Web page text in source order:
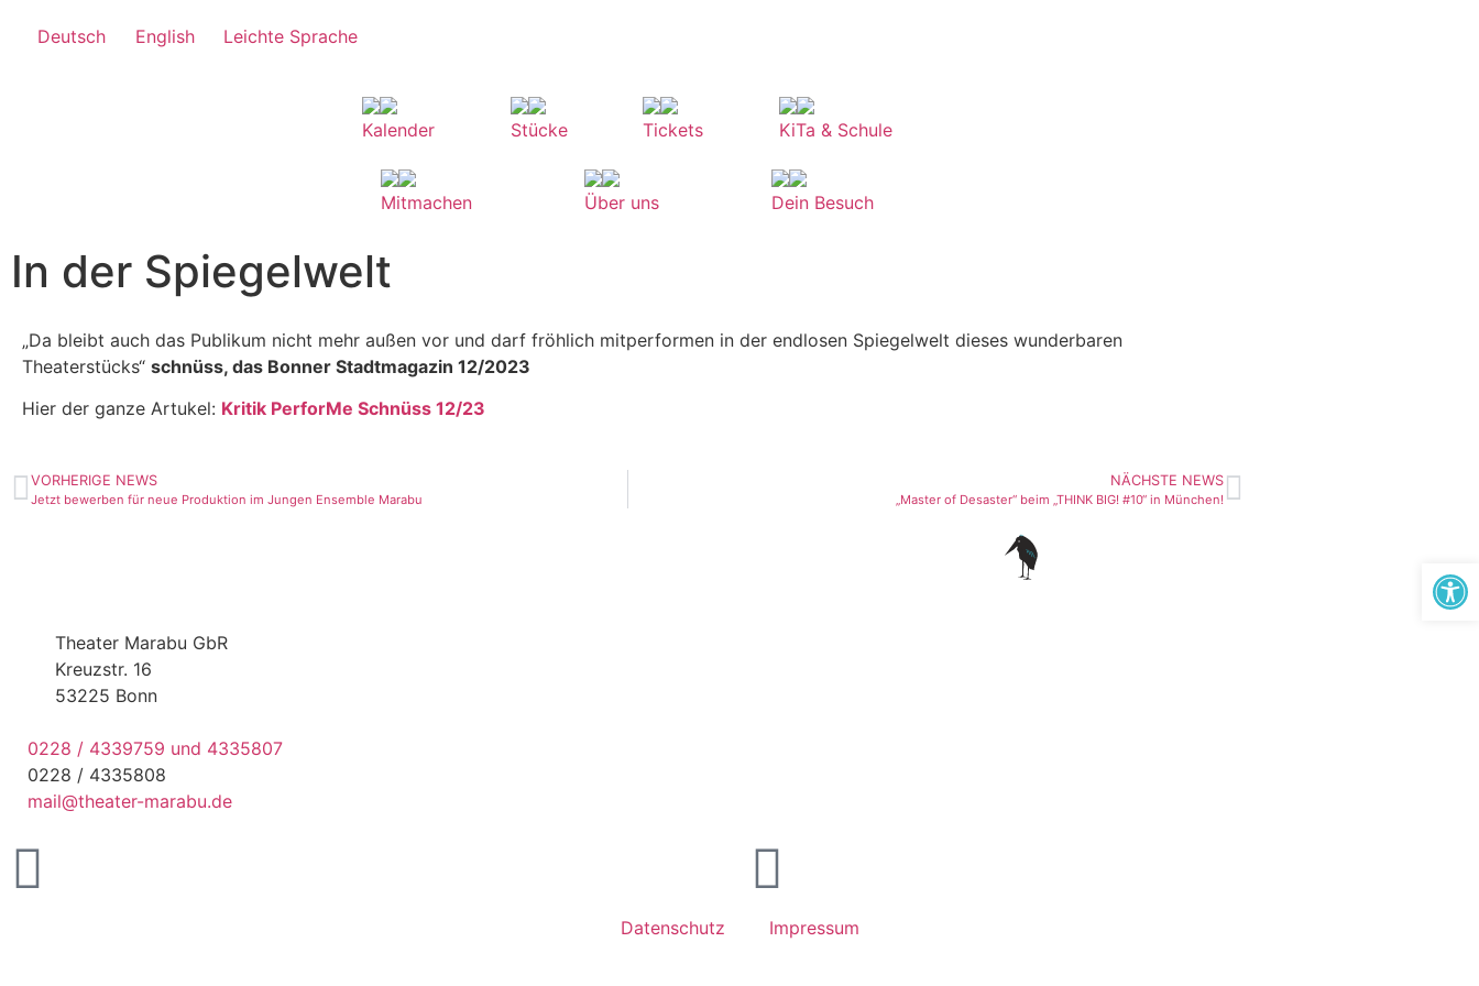
Deutsch English Leichte Sprache
Kalender Stücke Tickets KiTa & Schule
Mitmachen Über uns Dein Besuch
In der Spiegelwelt
„Da bleibt auch das Publikum nicht mehr außen vor und darf fröhlich mitperformen in der endlosen Spiegelwelt dieses wunderbaren
Theaterstücks“ schnüss, das Bonner Stadtmagazin 12/2023
Hier der ganze Artukel: Kritik PerforMe Schnüss 12/23
VORHERIGE NEWS
Jetzt bewerben für neue Produktion im Jungen Ensemble Marabu
NÄCHSTE NEWS
„Master of Desaster“ beim „THINK BIG! #10“ in München!
Theater Marabu GbR
Kreuzstr. 16
53225 Bonn
0228 / 433­9759 und 433­5807
0228 / 4335808
mail@theater­-marabu.de
Datenschutz Impressum